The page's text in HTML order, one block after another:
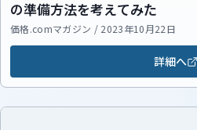
の準備方法を考えてみた
価格.comマガジン / 2023年10月22日
詳細へ